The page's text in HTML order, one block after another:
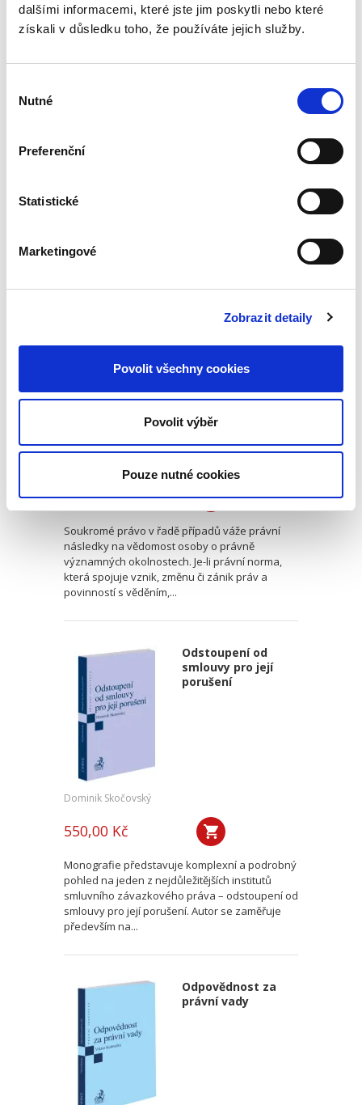
dalšími informacemi, které jste jim poskytli nebo které
získali v důsledku toho, že používáte jejich služby.
souhlasu
Nutné
Preferenční
Statistické
Marketingové
Zobrazit detaily
Povolit všechny cookies
Povolit výběr
Pouze nutné cookies
zákoníku
Kniha je sborníkem příspěvků vystupujících na
Právnické fakultě UP v Olomouci. Jejími
spoluautory jsou soudci...
Přičitatelnost
významných
okolnostech
právnickým
osobám
370,00 Kč
Soukromé právo v řadě případů váže právní
následky na vědomost osoby o právně
významných okolnostech. Je-li právní norma,
která spojuje vznik, změnu či zánik práv a
povinností s věděním,...
Odstoupení od
smlouvy pro její
porušení
Dominik Skočovský
550,00 Kč
Monografie představuje komplexní a podrobný
pohled na jeden z nejdůležitějších institutů
smluvního závazkového práva – odstoupení od
smlouvy pro její porušení. Autor se zaměřuje
především na...
Odpovědnost za
právní vady